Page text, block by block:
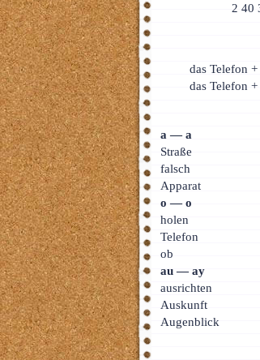
2 40
das Telefon
das Telefon
а — а
Straße
falsch
Apparat
о — о
holen
Telefon
ob
au — ay
ausrichten
Auskunft
Augenblick